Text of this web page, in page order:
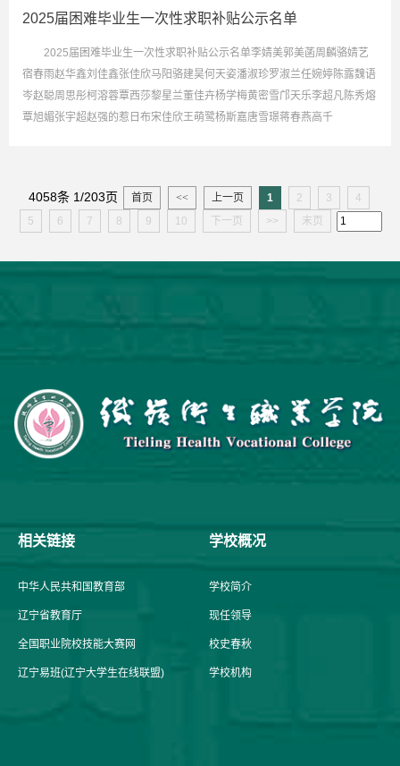
2025届困难毕业生一次性求职补贴公示名单
2025届困难毕业生一次性求职补贴公示名单李婧美郭美菡周麟骆婧艺
宿春雨赵华鑫刘佳鑫张佳欣马阳骆建昊何天姿潘淑珍罗淑兰任婉婷陈露魏语
岑赵聪周思彤柯溶蓉覃西莎黎星兰董佳卉杨学梅黄密雪邝天乐李超凡陈秀熔
覃旭媚张宇超赵强的惹日布宋佳欣王萌鹭杨斯嘉唐雪璟蒋春燕高千
4058条 1/203页 首页 << 上一页 1 2 3
4
5
6 7 8 9 10 下一页 >> 末页
相关链接
中华人民共和国教育部
辽宁省教育厅
全国职业院校技能大赛网
辽宁易班(辽宁大学生在线联盟)
学校概况
学校简介
现任领导
校史春秋
学校机构